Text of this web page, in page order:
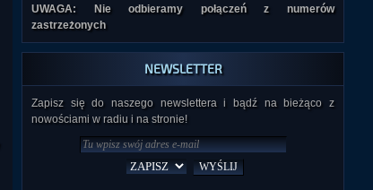
UWAGA: Nie odbieramy połączeń z numerów
zastrzeżonych
NEWSLETTER
Zapisz się do naszego newslettera i bądź na bieżąco z
nowościami w radiu i na stronie!